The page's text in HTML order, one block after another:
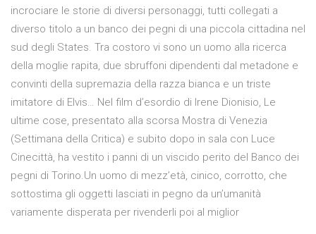
incrociare le storie di diversi personaggi, tutti collegati a
diverso titolo a un banco dei pegni di una piccola cittadina nel
sud degli States. Tra costoro vi sono un uomo alla ricerca
della moglie rapita, due sbruffoni dipendenti dal metadone e
convinti della supremazia della razza bianca e un triste
imitatore di Elvis… Nel film d’esordio di Irene Dionisio, Le
ultime cose, presentato alla scorsa Mostra di Venezia
(Settimana della Critica) e subito dopo in sala con Luce
Cinecittà, ha vestito i panni di un viscido perito del Banco dei
pegni di Torino.Un uomo di mezz’età, cinico, corrotto, che
sottostima gli oggetti lasciati in pegno da un’umanità
variamente disperata per rivenderli poi al miglior